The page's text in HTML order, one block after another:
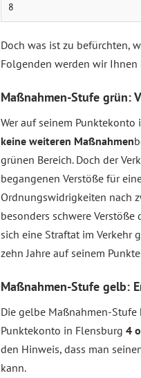
8
Doch was ist zu befürchten,
Folgenden werden wir
Maßnahmen-Stufe grün:
Wer auf seinem Punktekonto
keine weiteren Maßnahmen
grünen Bereich. Doch der
begangenen Verstöße für
Ordnungswidrigkeiten nach
besonders schwere Verstöße
sich eine Straftat im Verkehr
zehn Jahre auf seinem
Maßnahmen-Stufe gelb:
Die gelbe Maßnahmen-
Punktekonto in Flensburg 4
den Hinweis, dass man
kann.